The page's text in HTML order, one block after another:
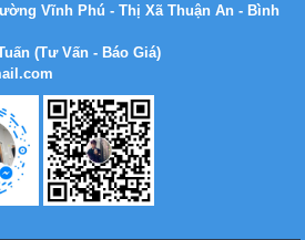
Xe tải Foton 990kg
Vĩnh Phú - Thị Xã Thuận An - Bình
(Tư Vấn - Báo Giá)